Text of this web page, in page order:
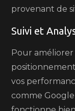
provenant de
Suivi et
Pour
vos
comme